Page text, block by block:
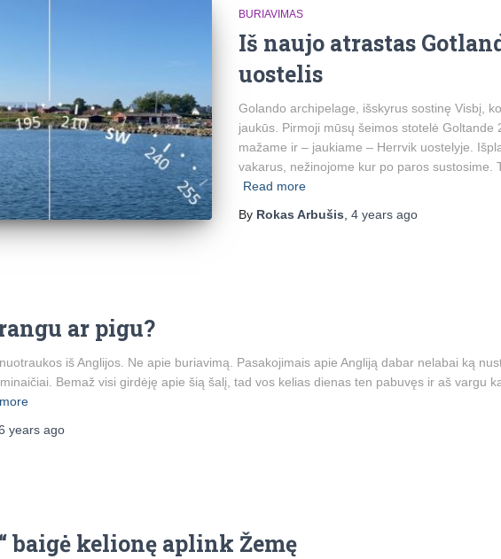
BURIAVIMAS
Iš naujo atrastas
uostelis
Golando archipelage, išskyrus sostinę Visbį,
jaukūs. Pirmoji mūsų šeimos stotelė
mažame ir – jaukiame – Herrvik uostelyje.
vakarus, nežinojome kur po paros sustosime.
Read more
By Rokas Arbušis 4 yearsago
ar pigu?
iš Anglijos. Ne apie buriavimą. Pasakojimais apie Angliją dabar nelabai ką
Bemaž visi girdėję apie šią šalį, tad vos kelias dienas ten pabuvęs ir aš vargu
yearsago
baigė kelionę aplink Žemę